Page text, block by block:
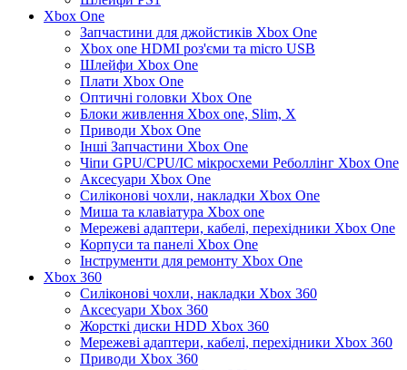
Xbox One
Запчастини для джойстиків Xbox One
Xbox one HDMI роз'єми та micro USB
Шлейфи Xbox One
Плати Xbox One
Оптичні головки Xbox One
Блоки живлення Xbox one, Slim, X
Приводи Xbox One
Інші Запчастини Xbox One
Чіпи GPU/CPU/IC мікросхеми Реболлінг Xbox One
Аксесуари Xbox One
Силіконові чохли, накладки Xbox One
Миша та клавіатура Xbox one
Мережеві адаптери, кабелі, перехідники Xbox One
Корпуси та панелі Xbox One
Інструменти для ремонту Xbox One
Xbox 360
Силіконові чохли, накладки Xbox 360
Аксесуари Xbox 360
Жорсткі диски HDD Xbox 360
Мережеві адаптери, кабелі, перехідники Xbox 360
Приводи Xbox 360